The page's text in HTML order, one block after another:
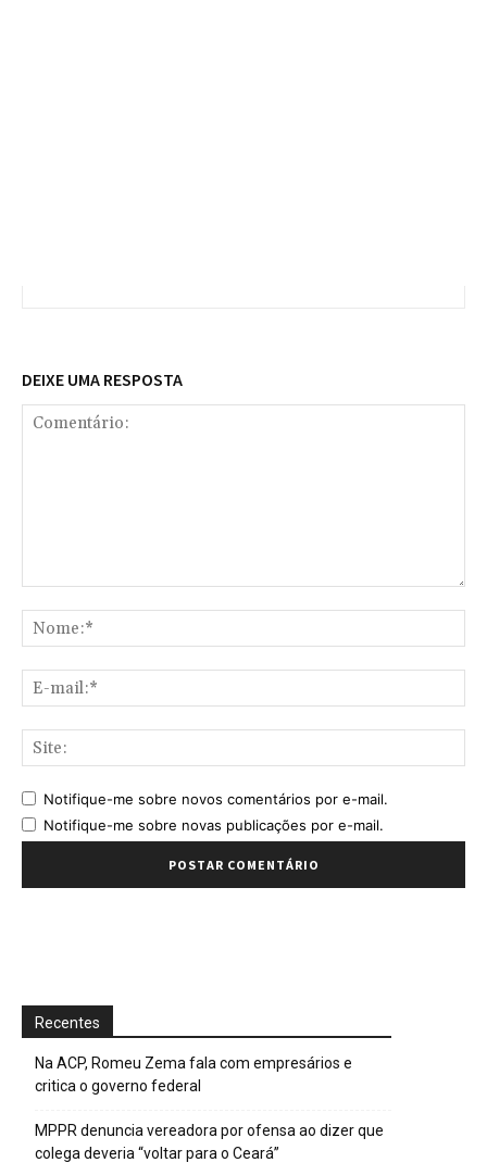
DEIXE UMA RESPOSTA
Notifique-me sobre novos comentários por e-mail.
Notifique-me sobre novas publicações por e-mail.
Recentes
Na ACP, Romeu Zema fala com empresários e
critica o governo federal
MPPR denuncia vereadora por ofensa ao dizer que
colega deveria “voltar para o Ceará”